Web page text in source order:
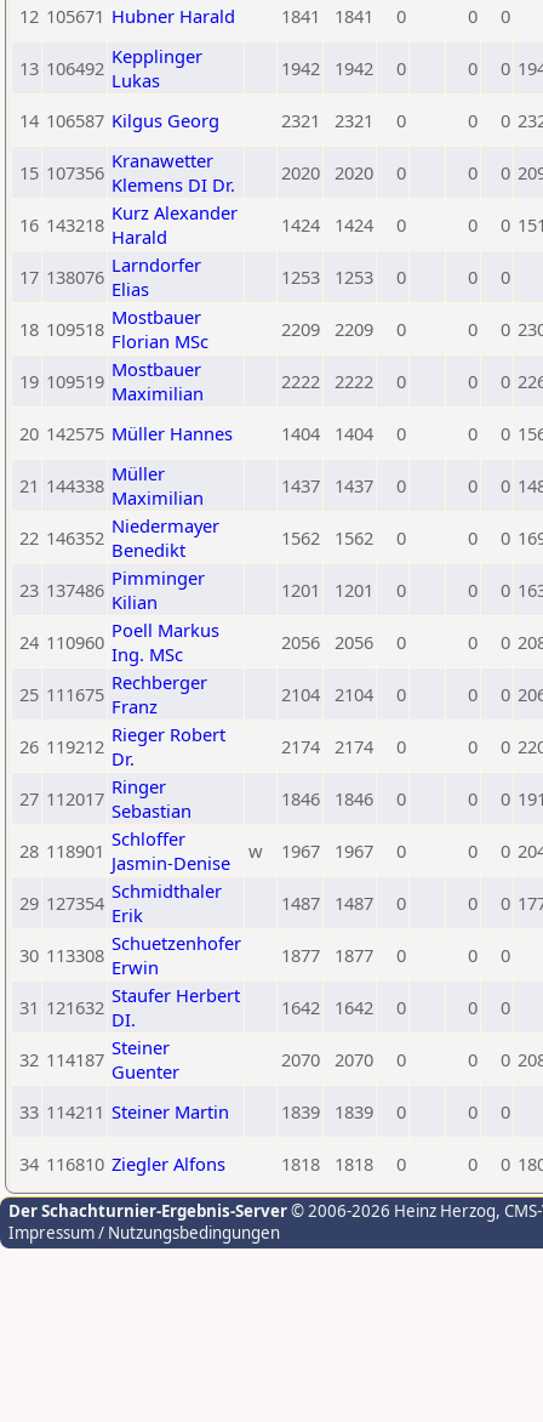
12 105671 Hubner Harald 1841 1841 0 0 0
13 106492 Kepplinger
Lukas
1942 1942 0 0 0
14 106587 Kilgus Georg 2321 2321 0 0 0
15 107356 Kranawetter
Klemens DI Dr.
2020 2020 0 0 0
16 143218 Kurz Alexander
Harald
1424 1424 0 0 0
17 138076 Larndorfer
Elias
1253 1253 0 0 0
18 109518 Mostbauer
Florian MSc
2209 2209 0 0 0
19 109519 Mostbauer
Maximilian
2222 2222 0 0 0
20 142575 Müller Hannes 1404 1404 0 0 0
21 144338 Müller
Maximilian
1437 1437 0 0 0
22 146352 Niedermayer
Benedikt
1562 1562 0 0 0
23 137486 Pimminger
Kilian
1201 1201 0 0 0
24 110960 Poell Markus
Ing. MSc
2056 2056 0 0 0
25 111675 Rechberger
Franz
2104 2104 0 0 0
26 119212 Rieger Robert
Dr.
2174 2174 0 0 0
27 112017 Ringer
Sebastian
1846 1846 0 0 0
28 118901 Schloffer
Jasmin-Denise
w 1967 1967 0 0 0
29 127354 Schmidthaler
Erik
1487 1487 0 0 0
30 113308 Schuetzenhofer
Erwin
1877 1877 0 0 0
31 121632 Staufer Herbert
DI.
1642 1642 0 0 0
32 114187 Steiner
Guenter
2070 2070 0 0 0
33 114211 Steiner Martin 1839 1839 0 0 0
34 116810 Ziegler Alfons 1818 1818 0 0 0
Der Schachturnier-Ergebnis-Server© 2006-2026 Heinz Herzog,
Impressum / Nutzungsbedingungen